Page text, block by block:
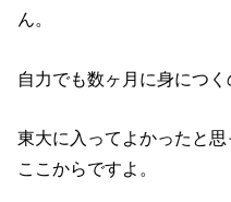
ん。
自力でも数ヶ月に身につく
東大に入ってよかったと思
ここからですよ。